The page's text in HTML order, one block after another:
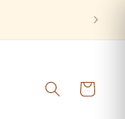
Panier